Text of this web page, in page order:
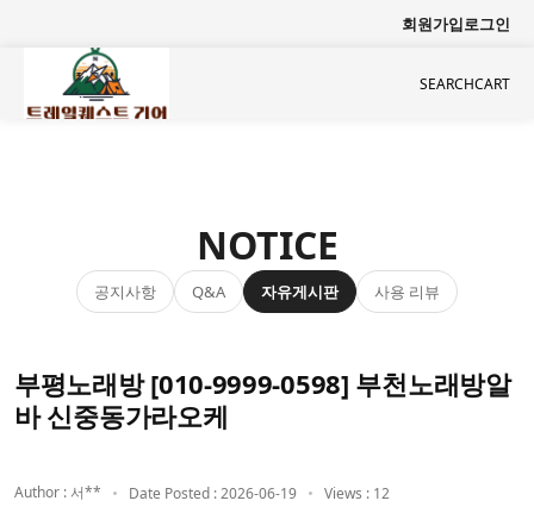
회원가입로그인
SEARCHCART
NOTICE
공지사항 Q&A 자유게시판 사용 리뷰
부평노래방 [010-9999-0598] 부천노래방알
바 신중동가라오케
Author : 서** Date Posted : 2026-06-19 Views : 12